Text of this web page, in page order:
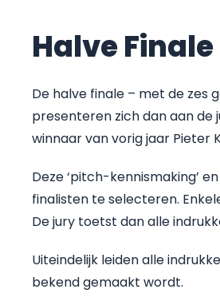
Halve
De halve finale – met de zes
presenteren zich dan aan de
winnaar van vorig jaar Pieter
Deze ‘pitch-kennismaking’
finalisten te selecteren.
De jury toetst dan alle
Uiteindelijk leiden alle
bekend gemaakt wordt.